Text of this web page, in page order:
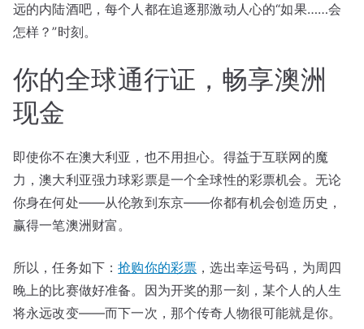
远的内陆酒吧，每个人都在追逐那激动人心的“如果……会
怎样？”时刻。
你的全球通行证，畅享澳洲
现金
即使你不在澳大利亚，也不用担心。得益于互联网的魔
力，澳大利亚强力球彩票是一个全球性的彩票机会。无论
你身在何处——从伦敦到东京——你都有机会创造历史，
赢得一笔澳洲财富。
所以，任务如下：抢购你的彩票 ，选出幸运号码，为周四
晚上的比赛做好准备。因为开奖的那一刻，某个人的人生
将永远改变——而下一次，那个传奇人物很可能就是你。